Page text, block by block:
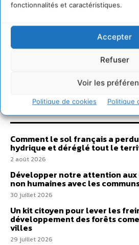
fonctionnalités et caractéristiques.
Accepter
Refuser
Voir les
Politique de cookies Politique
Sur
Comment le sol français a
hydrique et déréglé tout le
2 août 2026
Développer notre attention aux
non humaines avec les
30 juillet 2026
Un kit citoyen pour lever les
développement des forêts
villes
29 juillet 2026